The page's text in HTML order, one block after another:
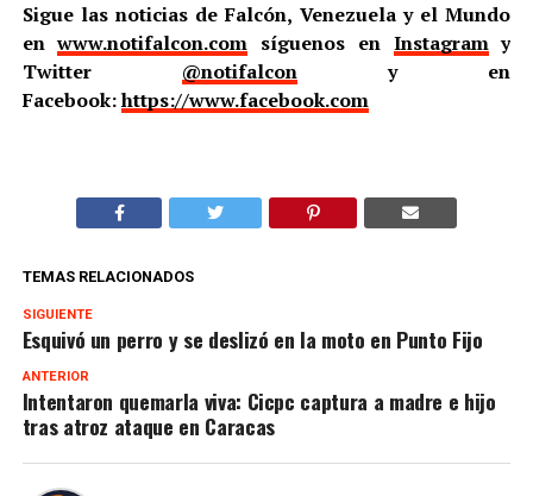
Sigue las noticias de Falcón, Venezuela y el Mundo
enwww.notifalcon.com síguenos en Instagramy
Twitter @notifalcony en
Facebook:https://www.facebook.com
TEMAS RELACIONADOS
SIGUIENTE
Esquivó un perro y se deslizó en la moto en Punto Fijo
ANTERIOR
Intentaron quemarla viva: Cicpc captura a madre e hijo
tras atroz ataque en Caracas